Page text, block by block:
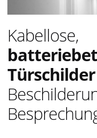
Kabellose,
Türschilder